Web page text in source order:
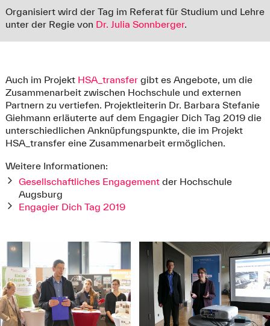
Organisiert wird der Tag im Referat für Studium und Lehre
unter der Regie von Dr. Julia Sonnberger.
Auch im Projekt HSA_transfergibt es Angebote, um die
Zusammenarbeit zwischen Hochschule und externen
Partnern zu vertiefen. Projektleiterin Dr. Barbara Stefanie
Giehmann erläuterte auf dem Engagier Dich Tag 2019 die
unterschiedlichen Anknüpfungspunkte, die im Projekt
HSA_transfer eine Zusammenarbeit ermöglichen.
Weitere Informationen:
Gesellschaftliches Engagementder Hochschule
Augsburg
Engagier Dich Tag 2019